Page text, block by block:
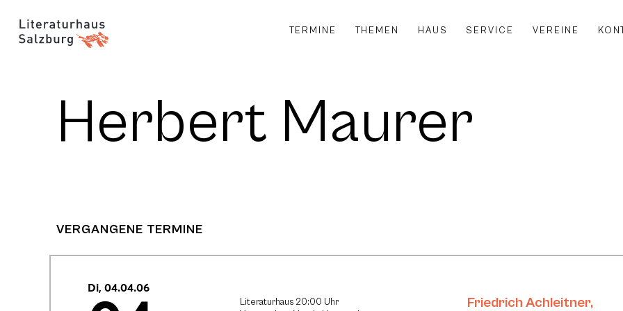
TERMINE THEMEN HAUS SERVICE VEREINE
Herbert Maurer
VERGANGENE TERMINE
Di, 04.04.06
Literaturhaus 20:00 Uhr
Friedrich Achleitner,